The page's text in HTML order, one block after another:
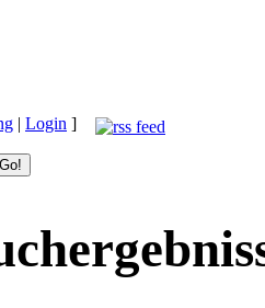
| Login ]